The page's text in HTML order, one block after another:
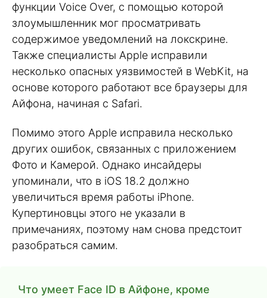
функции Voice Over, с помощью которой
злоумышленник мог просматривать
содержимое уведомлений на локскрине.
Также специалисты Apple исправили
несколько опасных уязвимостей в WebKit, на
основе которого работают все браузеры для
Айфона, начиная с Safari.
Помимо этого Apple исправила несколько
других ошибок, связанных с приложением
Фото и Камерой. Однако инсайдеры
упоминали, что в iOS 18.2 должно
увеличиться время работы iPhone.
Купертиновцы этого не указали в
примечаниях, поэтому нам снова предстоит
разобраться самим.
Что умеет Face ID в Айфоне, кроме